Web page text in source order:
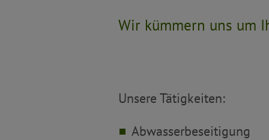
Wir kümmern uns um
Unsere Tätigkeiten:
Abwasserbeseitigung